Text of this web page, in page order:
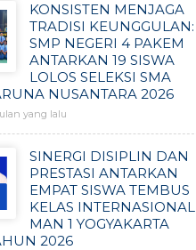
KONSISTEN MENJAGA
TRADISI KEUNGGULAN:
SMP NEGERI 4 PAKEM
ANTARKAN 19 SISWA
LOLOS SELEKSI SMA
NUSANTARA 2026
yang lalu
SINERGI DISIPLIN DAN
PRESTASI ANTARKAN
EMPAT SISWA TEMBUS
KELAS INTERNASIONAL
MAN 1 YOGYAKARTA
2026